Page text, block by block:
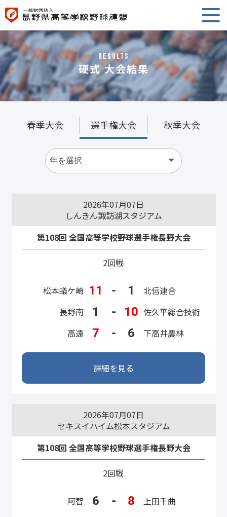
RESULTS
硬式 大会結果
春季大会 選手権大会 秋季大会
2026年07月07日
しんきん諏訪湖スタジアム
第108回 全国高等学校野球選手権長野大会
2回戦
松本蟻ケ崎 11 - 1
北信連合
長野南
1 - 10 佐久平総合技術
高遠
7 - 6 下高井農林
詳細を見る
2026年07月07日
セキスイハイム松本スタジアム
第108回 全国高等学校野球選手権長野大会
2回戦
阿智 6 - 8
上田千曲